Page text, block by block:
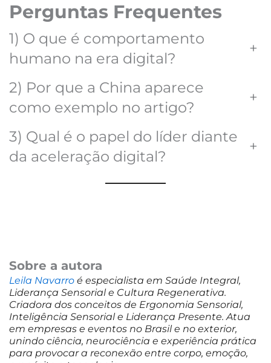
Perguntas Frequentes
1) O que é comportamento
humano na era digital?
+
2) Por que a China aparece
como exemplo no artigo?
+
3) Qual é o papel do líder diante
da aceleração digital?
+
Sobre a autora
Leila Navarro é especialista em Saúde Integral,
Liderança Sensorial e Cultura Regenerativa.
Criadora dos conceitos de Ergonomia Sensorial,
Inteligência Sensorial e Liderança Presente. Atua
em empresas e eventos no Brasil e no exterior,
unindo ciência, neurociência e experiência prática
para provocar a reconexão entre corpo, emoção,